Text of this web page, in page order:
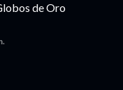
de Oro